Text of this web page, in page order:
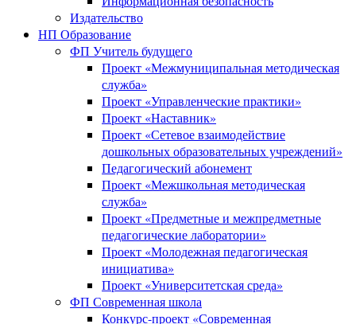
Издательство
НП Образование
ФП Учитель будущего
Проект «Межмуниципальная методическая
служба»
Проект «Управленческие практики»
Проект «Наставник»
Проект «Сетевое взаимодействие
дошкольных образовательных учреждений»
Педагогический абонемент
Проект «Межшкольная методическая
служба»
Проект «Предметные и межпредметные
педагогические лаборатории»
Проект «Молодежная педагогическая
инициатива»
Проект «Университетская среда»
ФП Современная школа
Конкурс-проект «Современная